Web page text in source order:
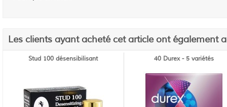
Les clients ayant acheté cet article ont également
Stud 100 désensibilisant 40 Durex - 5 variétés